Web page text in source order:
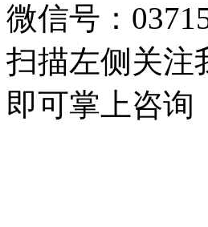
微信号：
扫描左侧关注
即可掌上咨询